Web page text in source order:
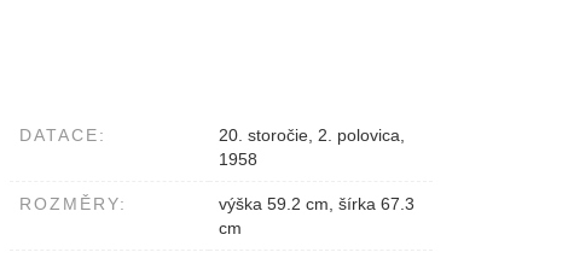
DATACE:
20. storočie, 2. polovica,
1958
ROZMĚRY:
výška 59.2 cm, šírka 67.3
cm